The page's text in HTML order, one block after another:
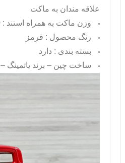
علاقه مندان به ماکت
وزن ماکت به همراه استند : 130 گرم
رنگ محصول : قرمز
بسته بندی : دارد
ساخت چین – برند یاتمینگ –